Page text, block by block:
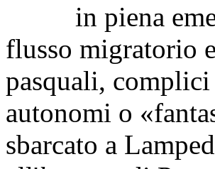
in piena
flusso migratorio
pasquali,
autonomi o
sbarcato a